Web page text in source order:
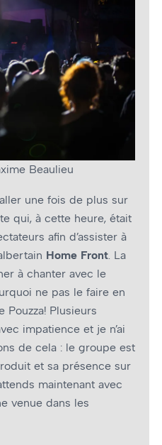
Beaulieu
une fois de plus sur
qui, à cette heure, était
afin d’assister à
Home Front . La
à chanter avec le
ne pas le faire en
Plusieurs
impatience et je n’ai
de cela : le groupe est
et sa présence sur
maintenant avec
venue dans les